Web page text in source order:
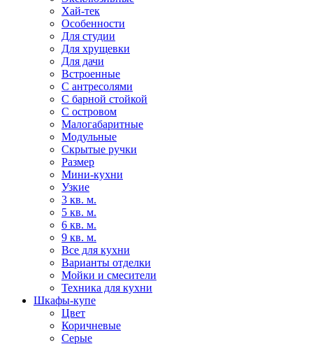
Хай-тек
Особенности
Для студии
Для хрущевки
Для дачи
Встроенные
С антресолями
С барной стойкой
С островом
Малогабаритные
Модульные
Скрытые ручки
Размер
Мини-кухни
Узкие
3 кв. м.
5 кв. м.
6 кв. м.
9 кв. м.
Все для кухни
Варианты отделки
Мойки и смесители
Техника для кухни
Шкафы-купе
Цвет
Коричневые
Серые